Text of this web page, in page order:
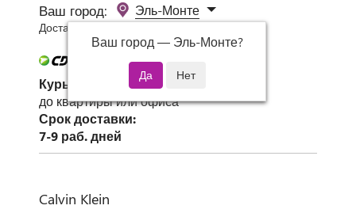
Ваш город:
Эль-Монте
Ваш город — Эль-Монте?
Доставка 0 руб при заказе от 3000 руб.
Курьер СДЭК
до квартиры или офиса
Срок доставки:
7-9 раб. дней
Calvin Klein